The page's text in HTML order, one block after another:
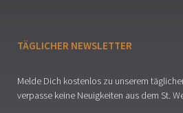
TÄGLICHER NEWSLETTER
Melde Dich kostenlos zu unserem
verpasse keine Neuigkeiten aus dem St.